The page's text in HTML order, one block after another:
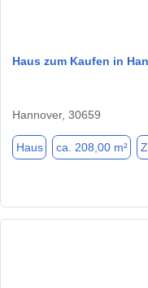
Haus zum Kaufen in
Hannover, 30659
Haus ca. 208,00 m²